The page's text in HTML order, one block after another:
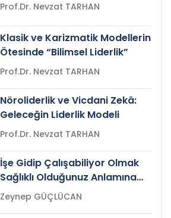
Prof.Dr. Nevzat TARHAN
Klasik ve Karizmatik Modellerin
Ötesinde “Bilimsel Liderlik”
Prof.Dr. Nevzat TARHAN
Nöroliderlik ve Vicdani Zekâ:
Geleceğin Liderlik Modeli
Prof.Dr. Nevzat TARHAN
İşe Gidip Çalışabiliyor Olmak
Sağlıklı Olduğunuz Anlamına
Gelir mi?Zeynep GÜÇLÜCAN